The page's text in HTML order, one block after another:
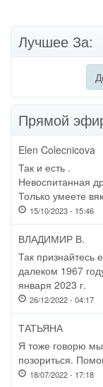
Лучшее За:
Прямой
Elen Colecnicova
Так и есть .
Невоспитанная
Только умеете
15/10/2023 - 15:46
ВЛАДИМИР В.
Так признайтесь
далеком 1967
января 2023 г.
26/12/2022 - 04:17
ТАТЬЯНА
Я тоже говорю
позориться.
18/07/2022 - 17:18